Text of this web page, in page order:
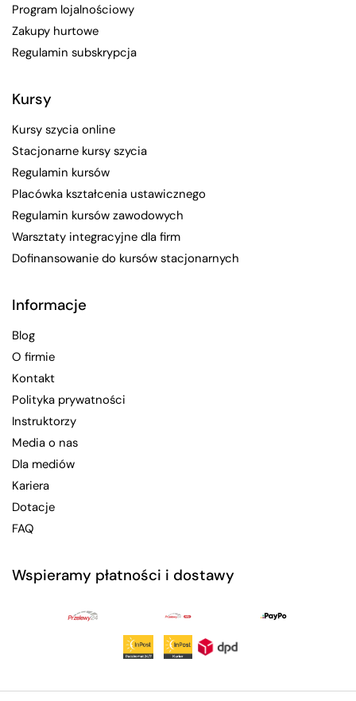
Program lojalnościowy
Zakupy hurtowe
Regulamin subskrypcja
Kursy
Kursy szycia online
Stacjonarne kursy szycia
Regulamin kursów
Placówka kształcenia ustawicznego
Regulamin kursów zawodowych
Warsztaty integracyjne dla firm
Dofinansowanie do kursów stacjonarnych
Informacje
Blog
O firmie
Kontakt
Polityka prywatności
Instruktorzy
Media o nas
Dla mediów
Kariera
Dotacje
FAQ
Wspieramy płatności i dostawy